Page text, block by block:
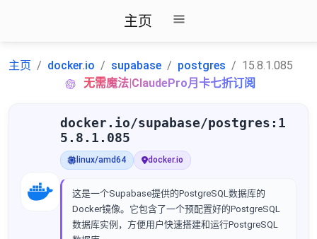
主页
主页 docker.io supabase postgres
15.8.1.085
无需魔法|ClaudePro月卡七折订阅
docker.io/supabase/postgres:1
5.8.1.085
linux/amd64 docker.io
这是一个Supabase提供的PostgreSQL数据库的
Docker镜像。它包含了一个预配置好的PostgreSQL
数据库实例，方便用户快速搭建和运行PostgreSQL